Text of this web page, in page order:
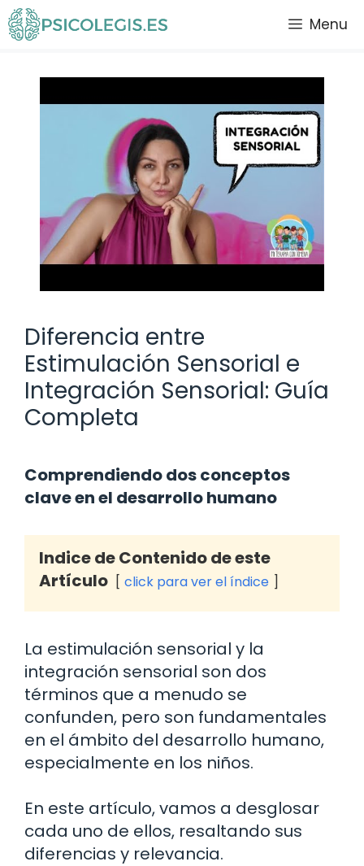
Saltar
al
Menu
Diferencia entre
Estimulación Sensorial e
Integración Sensorial: Guía
Completa
Comprendiendo dos conceptos
clave en el desarrollo humano
Indice de Contenido de este
Artículo
click para ver el índice
La estimulación sensorial y la
integración sensorial son dos
términos que a menudo se
confunden, pero son fundamentales
en el ámbito del desarrollo humano,
especialmente en los niños.
En este artículo, vamos a desglosar
cada uno de ellos, resaltando sus
diferencias y relevancia.